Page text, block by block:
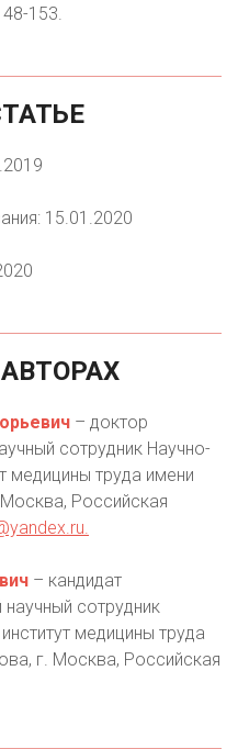
153.
15.01.2020
АВТОРАХ
– доктор
сотрудник Научно-
медицины труда имени
Российская
.
– кандидат
сотрудник
медицины труда
г. Москва, Российская